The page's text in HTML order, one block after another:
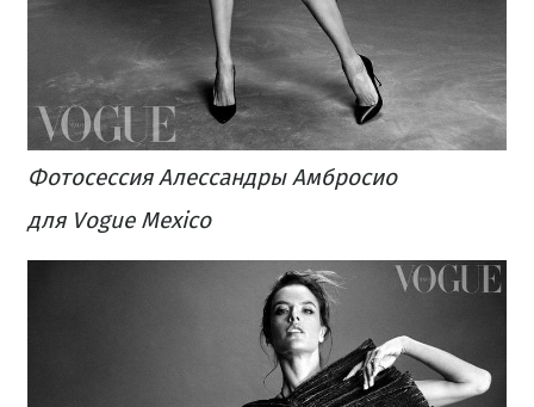
Фотосессия Алессандры Амбросио
для Vogue Mexico